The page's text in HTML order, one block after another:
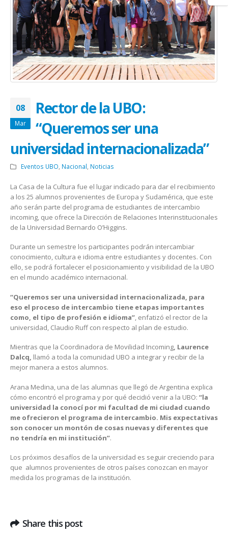
08
Mar
Rector de la UBO:
“Queremos ser una
universidad internacionalizada”
Eventos UBO Nacional Noticias
La Casa de la Cultura fue el lugar indicado para dar el recibimiento
a los 25 alumnos provenientes de Europa y Sudamérica, que este
año serán parte del programa de estudiantes de intercambio
incoming, que ofrece la Dirección de Relaciones Interinstitucionales
de la Universidad Bernardo O’Higgins.
Durante un semestre los participantes podrán intercambiar
conocimiento, cultura e idioma entre estudiantes y docentes. Con
ello, se podrá fortalecer el posicionamiento y visibilidad de la UBO
en el mundo académico internacional.
“Queremos ser una universidad internacionalizada, para
eso el proceso de intercambio tiene etapas importantes
como, el tipo de profesión e idioma”, enfatizó el rector de la
universidad, Claudio Ruff con respecto al plan de estudio.
Mientras que la Coordinadora de Movilidad Incoming, Laurence
Dalcq, llamó a toda la comunidad UBO a integrar y recibir de la
mejor manera a estos alumnos.
Arana Medina, una de las alumnas que llegó de Argentina explica
cómo encontró el programa y por qué decidió venir a la UBO: “la
universidad la conocí por mi facultad de mi ciudad cuando
me ofrecieron el programa de intercambio. Mis expectativas
son conocer un montón de cosas nuevas y diferentes que
no tendría en mi institución”.
Los próximos desafíos de la universidad es seguir creciendo para
que alumnos provenientes de otros países conozcan en mayor
medida los programas de la institución.
Share this post